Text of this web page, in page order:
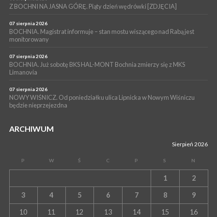
Grzyba: Zenek Martyniuk i Justyna Steczkowska
Z BOCHNI NA JASNA GÓRĘ. Piąty dzień wędrówki [ZDJĘCIA]
07 sierpnia 2026
BOCHNIA. Magistrat informuje – stan mostu wiszącego nad Rabą jest
monitorowany
07 sierpnia 2026
BOCHNIA. Już sobotę BKS HAL-MONT Bochnia zmierzy się z MKS
Limanovia
07 sierpnia 2026
NOWY WIŚNICZ. Od poniedziałku ulica Lipnicka w Nowym Wiśniczu
będzie nieprzejezdna
ARCHIWUM
Sierpień 2026
P W Ś C P S N
1 2
3 4 5 6 7 8 9
10 11 12 13 14 15 16